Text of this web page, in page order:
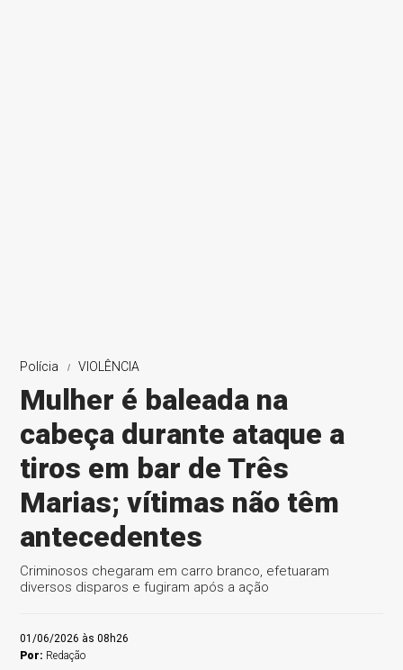
Polícia VIOLÊNCIA
Mulher é baleada na
cabeça durante ataque a
tiros em bar de Três
Marias; vítimas não têm
antecedentes
Criminosos chegaram em carro branco, efetuaram
diversos disparos e fugiram após a ação
01/06/2026 às 08h26
Por: Redação